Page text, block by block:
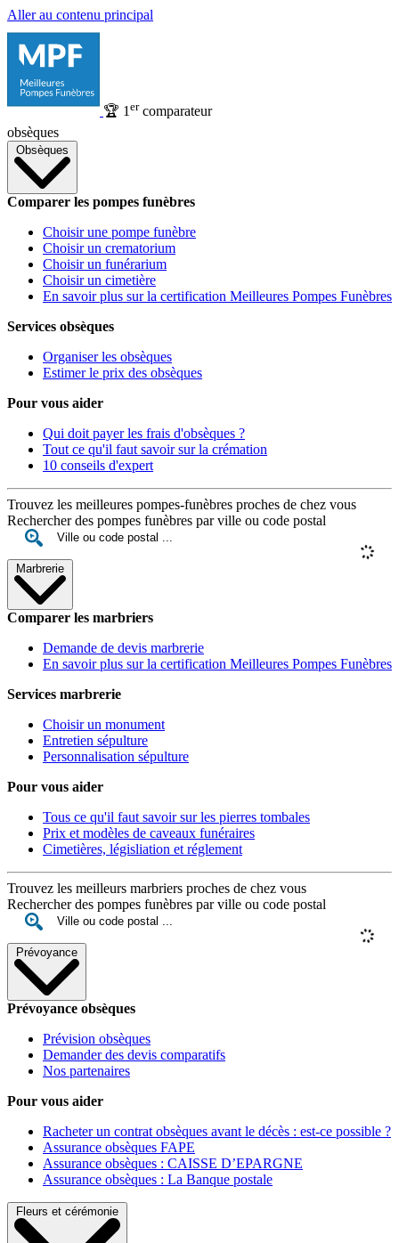
Aller au contenu principal
🏆 1 ercomparateur
obsèques
Obsèques
Comparer les pompes funèbres
Choisir une pompe funèbre
Choisir un crematorium
Choisir un funérarium
Choisir un cimetière
En savoir plus sur la certification Meilleures Pompes Funèbres
Services obsèques
Organiser les obsèques
Estimer le prix des obsèques
Pour vous aider
Qui doit payer les frais d'obsèques ?
Tout ce qu'il faut savoir sur la crémation
10 conseils d'expert
Trouvez les meilleures pompes-funèbres proches de chez vous
Rechercher des pompes funèbres par ville ou code postal
Marbrerie
Comparer les marbriers
Demande de devis marbrerie
En savoir plus sur la certification Meilleures Pompes Funèbres
Services marbrerie
Choisir un monument
Entretien sépulture
Personnalisation sépulture
Pour vous aider
Tous ce qu'il faut savoir sur les pierres tombales
Prix et modèles de caveaux funéraires
Cimetières, législiation et réglement
Trouvez les meilleurs marbriers proches de chez vous
Rechercher des pompes funèbres par ville ou code postal
Prévoyance
Prévoyance obsèques
Prévision obsèques
Demander des devis comparatifs
Nos partenaires
Pour vous aider
Racheter un contrat obsèques avant le décès : est-ce possible ?
Assurance obsèques FAPE
Assurance obsèques : CAISSE D’EPARGNE
Assurance obsèques : La Banque postale
Fleurs et cérémonie